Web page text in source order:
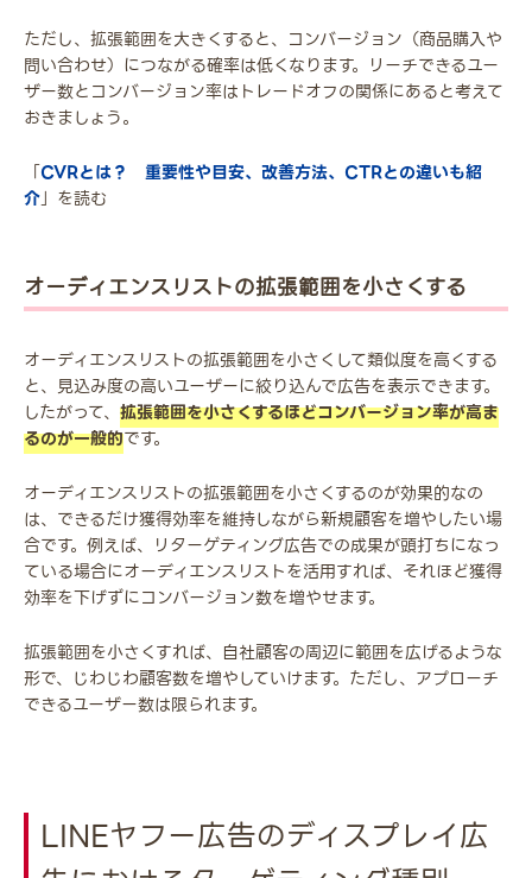
ただし、拡張範囲を大きくすると、コンバージョン（商品購入や
問い合わせ）につながる確率は低くなります。リーチできるユー
ザー数とコンバージョン率はトレードオフの関係にあると考えて
おきましょう。
「CVRとは？ 重要性や目安、改善方法、CTRとの違いも紹
介」を読む
オーディエンスリストの拡張範囲を小さくする
オーディエンスリストの拡張範囲を小さくして類似度を高くする
と、見込み度の高いユーザーに絞り込んで広告を表示できます。
したがって、 拡張範囲を小さくするほどコンバージョン率が高ま
るのが一般的です。
オーディエンスリストの拡張範囲を小さくするのが効果的なの
は、できるだけ獲得効率を維持しながら新規顧客を増やしたい場
合です。例えば、リターゲティング広告での成果が頭打ちになっ
ている場合にオーディエンスリストを活用すれば、それほど獲得
効率を下げずにコンバージョン数を増やせます。
拡張範囲を小さくすれば、自社顧客の周辺に範囲を広げるような
形で、じわじわ顧客数を増やしていけます。ただし、アプローチ
できるユーザー数は限られます。
LINEヤフー広告のディスプレイ広